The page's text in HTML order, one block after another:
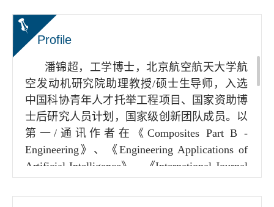
Profile
潘锦超，工学博士，北京航空航天大学航
空发动机研究院助理教授/硕士生导师，入选
中国科协青年人才托举工程项目、国家资助博
士后研究人员计划，国家级创新团队成员。以
第一/ 通讯作者在《Composites Part B -
Engineering 》、《 Engineering Applications of
Artificial Intelligence》、《International Journal
（ESI高被引论文1篇）、EI论文8篇，申请发